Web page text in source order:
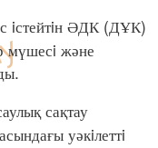
iстейтiн ӘДК (ДҰК)
мүшесi және
сақтау
уәкiлеттi